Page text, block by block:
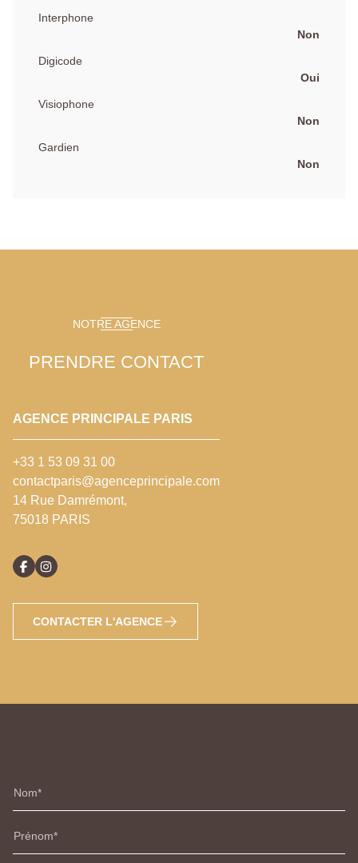
Interphone
Non
Digicode
Oui
Visiophone
Non
Gardien
Non
NOTRE AGENCE
PRENDRE CONTACT
AGENCE PRINCIPALE PARIS
+33 1 53 09 31 00
contactparis@agenceprincipale.com
14 Rue Damrémont,
75018 PARIS
CONTACTER L'AGENCE
Nom
Prénom